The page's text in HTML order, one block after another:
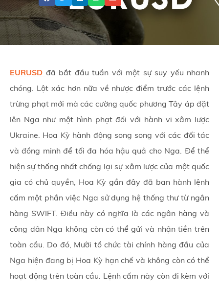
EURUSD đã bắt đầu tuần với một sự suy yếu nhanh
chóng. Lột xác hơn nữa về nhược điểm trước các lệnh
trừng phạt mới mà các cường quốc phương Tây áp đặt
lên Nga như một hình phạt đối với hành vi xâm lược
Ukraine. Hoa Kỳ hành động song song với các đối tác
và đồng minh để tối đa hóa hậu quả cho Nga. Để thể
hiện sự thống nhất chống lại sự xâm lược của một quốc
gia có chủ quyền, Hoa Kỳ gần đây đã ban hành lệnh
cấm một phần việc Nga sử dụng hệ thống thư từ ngân
hàng SWIFT. Điều này có nghĩa là các ngân hàng và
công dân Nga không còn có thể gửi và nhận tiền trên
toàn cầu. Do đó, Mười tổ chức tài chính hàng đầu của
Nga hiện đang bị Hoa Kỳ hạn chế và không còn có thể
hoạt động trên toàn cầu. Lệnh cấm này còn đi kèm với